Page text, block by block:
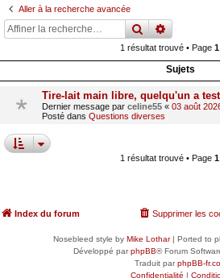
Aller à la recherche avancée
rechercher
recherche
1 résultat trouvé • Page 1
Sujets
Tire-lait main libre, quelqu'un a
Dernier message par celine55 « 03 août
Posté dans Questions diverses
1 résultat trouvé • Page 1
Index du forum Supprimer les
Nosebleed style by Mike Lothar| Ported to
Développé parphpBB® Forum
Traduit parphpBB-
Confidentialité |